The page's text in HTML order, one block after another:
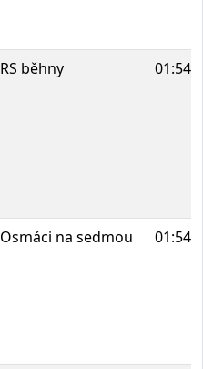
RS běhny
Osmáci na sedmou